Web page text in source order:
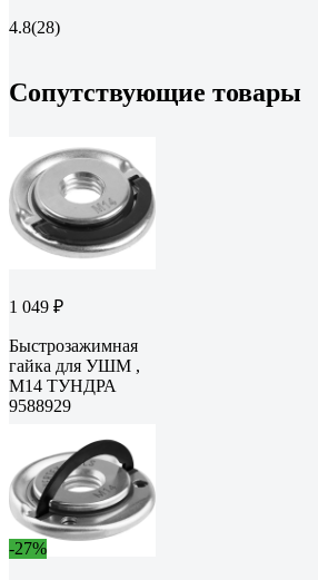
4.8(28)
Сопутствующие товары
1 049 ₽
Быстрозажимная
гайка для УШМ ,
М14 ТУНДРА
9588929
-27%